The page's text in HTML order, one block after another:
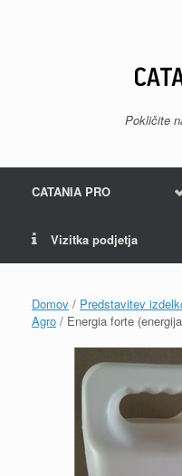
Pokličite
CATANIA PRO
Vizitka podjetja
Domov / Predstavitev
Agro / Energia forte